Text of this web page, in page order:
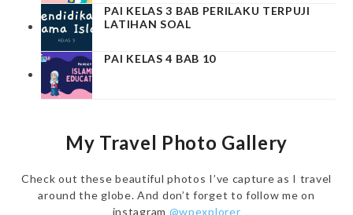
PAI KELAS 3 BAB PERILAKU TERPUJI
LATIHAN SOAL
PAI KELAS 4 BAB 10
My Travel Photo Gallery
Check out these beautiful photos I’ve capture as I travel
around the globe. And don’t forget to follow me on
instagram @wpexplorer